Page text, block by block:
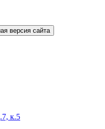
версия сайта
к.5